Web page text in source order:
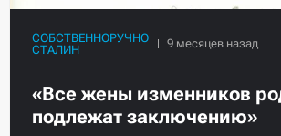
СОБСТВЕННОРУЧНО
СТАЛИН
«Все жены изменников
подлежат заключению»